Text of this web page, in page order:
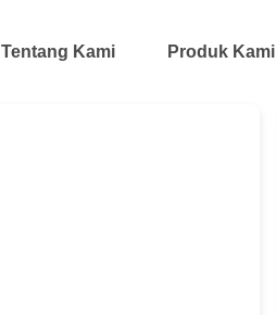
Tentang Kami Produk Kami